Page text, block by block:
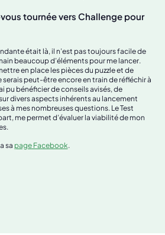
tournée vers Challenge pour
était là, il n’est pas toujours facile de
beaucoup d’éléments pour me lancer.
en place les pièces du puzzle et de
serais peut-être encore en train de réfléchir à
pu bénéficier de conseils avisés, de
divers aspects inhérents au lancement
à mes nombreuses questions. Le Test
me permet d’évaluer la viabilité de mon
sa page Facebook.